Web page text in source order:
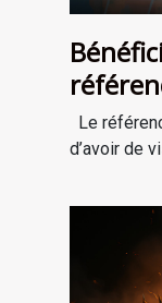
Le
d’avoir de